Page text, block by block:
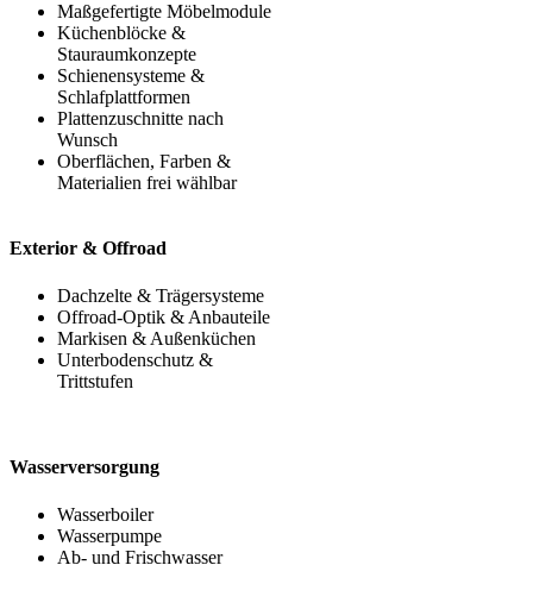
Maßgefertigte Möbelmodule
Küchenblöcke &
Stauraumkonzepte
Schienensysteme &
Schlafplattformen
Plattenzuschnitte nach
Wunsch
Oberflächen, Farben &
Materialien frei wählbar
Exterior & Offroad
Dachzelte & Trägersysteme
Offroad-Optik & Anbauteile
Markisen & Außenküchen
Unterbodenschutz &
Trittstufen
Wasserversorgung
Wasserboiler
Wasserpumpe
Ab- und Frischwasser